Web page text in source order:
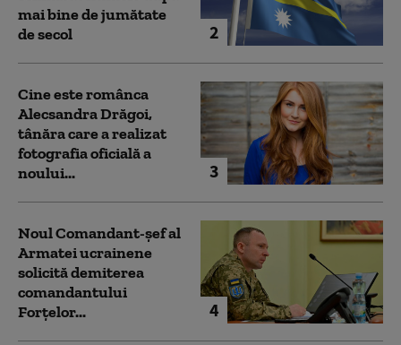
2
mai bine de jumătate
de secol
3
Cine este românca
Alecsandra Drăgoi,
tânăra care a realizat
fotografia oficială a
noului...
4
Noul Comandant-șef al
Armatei ucrainene
solicită demiterea
comandantului
Forțelor...